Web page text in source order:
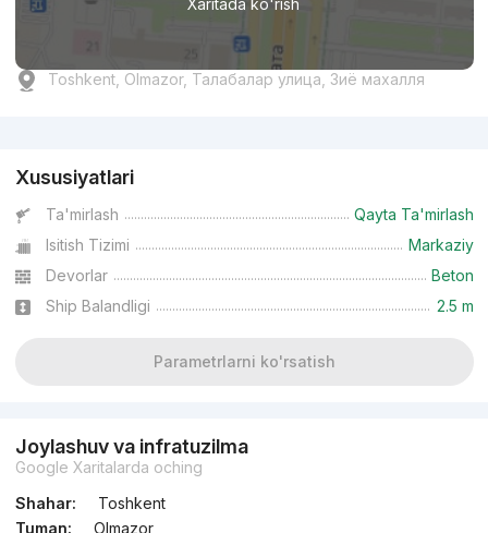
Xaritada ko'rish
Toshkent, Olmazor, Талабалар улица, Зиё махалля
Xususiyatlari
Ta'mirlash
Qayta Ta'mirlash
Isitish Tizimi
Markaziy
Devorlar
Beton
Ship Balandligi
2.5 m
Parametrlarni ko'rsatish
Joylashuv va infratuzilma
Google Xaritalarda oching
Shahar:
Toshkent
Tuman:
Olmazor